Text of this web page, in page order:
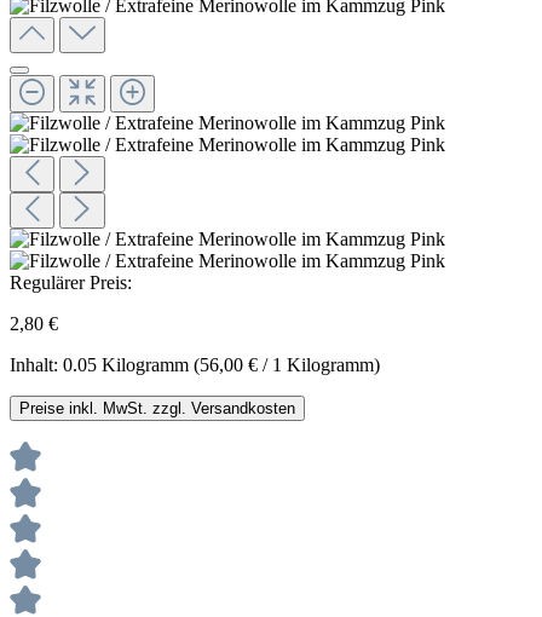
Regulärer Preis:
2,80 €
Inhalt: 0.05 Kilogramm (56,00 € / 1 Kilogramm)
Preise inkl. MwSt. zzgl. Versandkosten